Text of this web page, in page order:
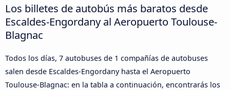
Los billetes de autobús más baratos desde
Escaldes-Engordany al Aeropuerto Toulouse-
Blagnac
Todos los días, 7 autobuses de 1 compañías de autobuses
salen desde Escaldes-Engordany hasta el Aeropuerto
Toulouse-Blagnac: en la tabla a continuación, encontrarás los